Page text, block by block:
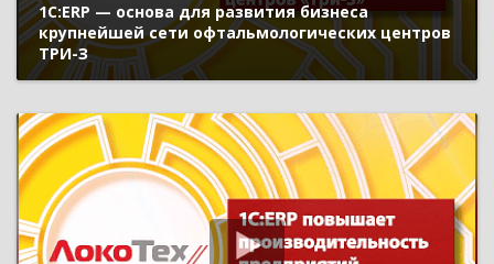
1С:ERP — основа для развития бизнеса
крупнейшей сети офтальмологических центров
ТРИ-З